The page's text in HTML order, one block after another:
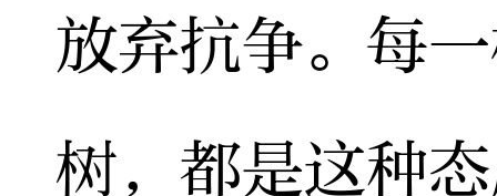
放弃抗争。每
树，都是这种